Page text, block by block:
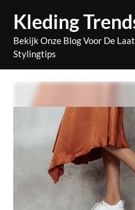
content
Kleding
Bekijk Onze Blog Voor De
Stylingtips